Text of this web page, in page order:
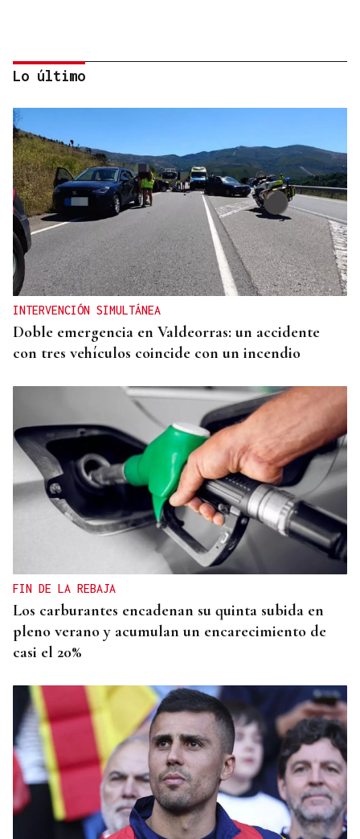
REPRESENTANTE DE EEUU EN BRASILIA
EEUU revoca el visado de la embajadora de Brasil
en el Washington
Lo último
INTERVENCIÓN SIMULTÁNEA
Doble emergencia en Valdeorras: un accidente
con tres vehículos coincide con un incendio
FIN DE LA REBAJA
Los carburantes encadenan su quinta subida en
pleno verano y acumulan un encarecimiento de
casi el 20%